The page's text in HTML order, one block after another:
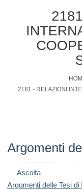
2181 - RELAZIONI
Argomenti
Ascolta
Argomenti delle Tesi